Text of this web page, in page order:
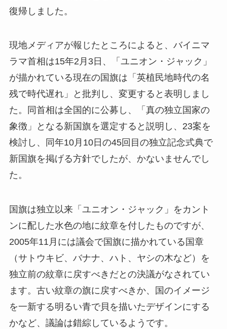
復帰しました。
現地メディアが報じたところによると、バイニマ
ラマ首相は15年2月3日、「ユニオン・ジャック」
が描かれている現在の国旗は「英植民地時代の名
残で時代遅れ」と批判し、変更すると表明しまし
た。同首相は全国的に公募し、「真の独立国家の
象徴」となる新国旗を選定すると説明し、23案を
検討し、同年10月10日の45回目の独立記念式典で
新国旗を掲げる方針でしたが、かないませんでし
た。
国旗は独立以来「ユニオン・ジャック」をカント
ンに配した水色の地に紋章を付したものですが、
2005年11月には議会で国旗に描かれている国章
（サトウキビ、バナナ、ハト、ヤシの木など）を
独立前の紋章に戻すべきだとの決議がなされてい
ます。古い紋章の旗に戻すべきか、国のイメージ
を一新する明るい青で貝を描いたデザインにする
かなど、議論は錯綜しているようです。